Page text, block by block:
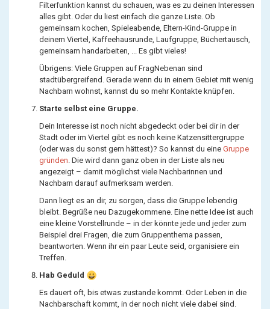
Filterfunktion kannst du schauen, was es zu deinen Interessen
alles gibt. Oder du liest einfach die ganze Liste. Ob
gemeinsam kochen, Spieleabende, Eltern-Kind-Gruppe in
deinem Viertel, Kaffeehausrunde, Laufgruppe, Büchertausch,
gemeinsam handarbeiten, ... Es gibt vieles!
Übrigens: Viele Gruppen auf FragNebenan sind
stadtübergreifend. Gerade wenn du in einem Gebiet mit wenig
Nachbarn wohnst, kannst du so mehr Kontakte knüpfen.
Starte selbst eine Gruppe.
Dein Interesse ist noch nicht abgedeckt oder bei dir in der
Stadt oder im Viertel gibt es noch keine Katzensittergruppe
(oder was du sonst gern hättest)? So kannst du eine Gruppe
gründen. Die wird dann ganz oben in der Liste als neu
angezeigt – damit möglichst viele Nachbarinnen und
Nachbarn darauf aufmerksam werden.
Dann liegt es an dir, zu sorgen, dass die Gruppe lebendig
bleibt. Begrüße neu Dazugekommene. Eine nette Idee ist auch
eine kleine Vorstellrunde – in der könnte jede und jeder zum
Beispiel drei Fragen, die zum Gruppenthema passen,
beantworten. Wenn ihr ein paar Leute seid, organisiere ein
Treffen.
Hab Geduld
Es dauert oft, bis etwas zustande kommt. Oder Leben in die
Nachbarschaft kommt, in der noch nicht viele dabei sind.